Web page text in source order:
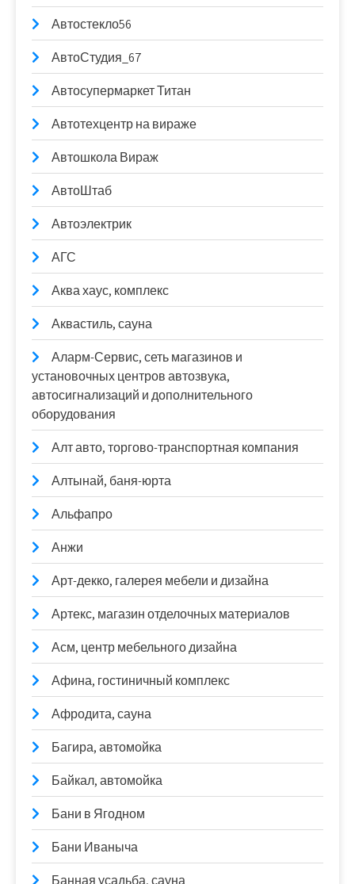
Автостекло56
АвтоСтудия_67
Автосупермаркет Титан
Автотехцентр на вираже
Автошкола Вираж
АвтоШтаб
Автоэлектрик
АГС
Аква хаус, комплекс
Аквастиль, сауна
Аларм-Сервис, сеть магазинов и
установочных центров автозвука,
автосигнализаций и дополнительного
оборудования
Алт авто, торгово-транспортная компания
Алтынай, баня-юрта
Альфапро
Анжи
Арт-декко, галерея мебели и дизайна
Артекс, магазин отделочных материалов
Асм, центр мебельного дизайна
Афина, гостиничный комплекс
Афродита, сауна
Багира, автомойка
Байкал, автомойка
Бани в Ягодном
Бани Иваныча
Банная усадьба, сауна